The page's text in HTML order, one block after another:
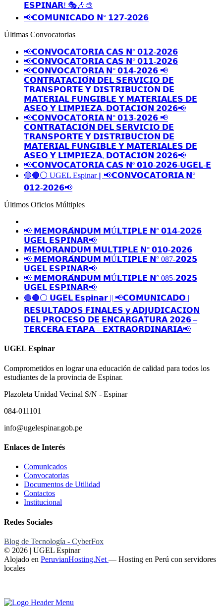
𝗘𝗦𝗣𝗜𝗡𝗔𝗥! 🎭🎶🎨
📢𝗖𝗢𝗠𝗨𝗡𝗜𝗖𝗔𝗗𝗢 𝗡° 𝟭𝟮𝟳-𝟮𝟬𝟮𝟲
Últimas Convocatorias
📢𝗖𝗢𝗡𝗩𝗢𝗖𝗔𝗧𝗢𝗥𝗜𝗔 𝗖𝗔𝗦 𝗡° 𝟬𝟭𝟮-𝟮𝟬𝟮𝟲
📢𝗖𝗢𝗡𝗩𝗢𝗖𝗔𝗧𝗢𝗥𝗜𝗔 𝗖𝗔𝗦 𝗡° 𝟬𝟭𝟭-𝟮𝟬𝟮𝟲
📢𝗖𝗢𝗡𝗩𝗢𝗖𝗔𝗧𝗢𝗥𝗜𝗔 𝗡° 𝟬𝟭𝟰-𝟮𝟬𝟮𝟲 📢
𝗖𝗢𝗡𝗧𝗥𝗔𝗧𝗔𝗖𝗜𝗢́𝗡 𝗗𝗘𝗟 𝗦𝗘𝗥𝗩𝗜𝗖𝗜𝗢 𝗗𝗘
𝗧𝗥𝗔𝗡𝗦𝗣𝗢𝗥𝗧𝗘 𝗬 𝗗𝗜𝗦𝗧𝗥𝗜𝗕𝗨𝗖𝗜𝗢𝗡 𝗗𝗘
𝗠𝗔𝗧𝗘𝗥𝗜𝗔𝗟 𝗙𝗨𝗡𝗚𝗜𝗕𝗟𝗘 𝗬 𝗠𝗔𝗧𝗘𝗥𝗜𝗔𝗟𝗘𝗦 𝗗𝗘
𝗔𝗦𝗘𝗢 𝗬 𝗟𝗜𝗠𝗣𝗜𝗘𝗭𝗔, 𝗗𝗢𝗧𝗔𝗖𝗜𝗢́𝗡 𝟮𝟬𝟮𝟲📢
📢𝗖𝗢𝗡𝗩𝗢𝗖𝗔𝗧𝗢𝗥𝗜𝗔 𝗡° 𝟬𝟭𝟯-𝟮𝟬𝟮𝟲 📢
𝗖𝗢𝗡𝗧𝗥𝗔𝗧𝗔𝗖𝗜𝗢́𝗡 𝗗𝗘𝗟 𝗦𝗘𝗥𝗩𝗜𝗖𝗜𝗢 𝗗𝗘
𝗧𝗥𝗔𝗡𝗦𝗣𝗢𝗥𝗧𝗘 𝗬 𝗗𝗜𝗦𝗧𝗥𝗜𝗕𝗨𝗖𝗜𝗢𝗡 𝗗𝗘
𝗠𝗔𝗧𝗘𝗥𝗜𝗔𝗟 𝗙𝗨𝗡𝗚𝗜𝗕𝗟𝗘 𝗬 𝗠𝗔𝗧𝗘𝗥𝗜𝗔𝗟𝗘𝗦 𝗗𝗘
𝗔𝗦𝗘𝗢 𝗬 𝗟𝗜𝗠𝗣𝗜𝗘𝗭𝗔, 𝗗𝗢𝗧𝗔𝗖𝗜𝗢́𝗡 𝟮𝟬𝟮𝟲📢
📢𝗖𝗢𝗡𝗩𝗢𝗖𝗔𝗧𝗢𝗥𝗜𝗔 𝗖𝗔𝗦 𝗡º 𝟬𝟭𝟬-𝟮𝟬𝟮𝟲-𝗨𝗚𝗘𝗟-𝗘
🔵🔴⚪️ UGEL Espinar || 📢𝗖𝗢𝗡𝗩𝗢𝗖𝗔𝗧𝗢𝗥𝗜𝗔 𝗡°
𝟬𝟭𝟮-𝟮𝟬𝟮𝟲📢
Últimos Oficios Múltiples
📢 𝗠𝗘𝗠𝗢𝗥𝗔́𝗡𝗗𝗨𝗠 𝗠Ú𝗟𝗧𝗜𝗣𝗟𝗘 𝗡° 𝟬𝟭𝟰-𝟮𝟬𝟮𝟲
𝗨𝗚𝗘𝗟 𝗘𝗦𝗣𝗜𝗡𝗔𝗥📢
𝗠𝗘𝗠𝗢𝗥𝗔𝗡𝗗𝗨𝗠 𝗠𝗨𝗟𝗧𝗜𝗣𝗟𝗘 𝗡° 𝟬𝟭𝟬-𝟮𝟬𝟮𝟲
📢 𝗠𝗘𝗠𝗢𝗥𝗔́𝗡𝗗𝗨𝗠 𝗠Ú𝗟𝗧𝗜𝗣𝗟𝗘 𝗡° 087-𝟮𝟬𝟮𝟱
𝗨𝗚𝗘𝗟 𝗘𝗦𝗣𝗜𝗡𝗔𝗥📢
📢 𝗠𝗘𝗠𝗢𝗥𝗔́𝗡𝗗𝗨𝗠 𝗠Ú𝗟𝗧𝗜𝗣𝗟𝗘 𝗡° 085-𝟮𝟬𝟮𝟱
𝗨𝗚𝗘𝗟 𝗘𝗦𝗣𝗜𝗡𝗔𝗥📢
🔵🔴⚪️ 𝗨𝗚𝗘𝗟 𝗘𝘀𝗽𝗶𝗻𝗮𝗿 || 📢𝗖𝗢𝗠𝗨𝗡𝗜𝗖𝗔𝗗𝗢 |
𝗥𝗘𝗦𝗨𝗟𝗧𝗔𝗗𝗢𝗦 𝗙𝗜𝗡𝗔𝗟𝗘𝗦 𝘆 𝗔𝗗𝗝𝗨𝗗𝗜𝗖𝗔𝗖𝗜𝗢𝗡
𝗗𝗘𝗟 𝗣𝗥𝗢𝗖𝗘𝗦𝗢 𝗗𝗘 𝗘𝗡𝗖𝗔𝗥𝗚𝗔𝗧𝗨𝗥𝗔 𝟮𝟬𝟮𝟲 –
𝗧𝗘𝗥𝗖𝗘𝗥𝗔 𝗘𝗧𝗔𝗣𝗔 – 𝗘𝗫𝗧𝗥𝗔𝗢𝗥𝗗𝗜𝗡𝗔𝗥𝗜𝗔📢
UGEL Espinar
Comprometidos en lograr una educación de calidad para todos los
estudiantes de la provincia de Espinar.
Plazoleta Unidad Vecinal S/N - Espinar
084-011101
info@ugelespinar.gob.pe
Enlaces de Interés
Comunicados
Convocatorias
Documentos de Utilidad
Contactos
Institucional
Redes Sociales
Blog de Tecnología - CyberFox
© 2026 | UGEL Espinar
Alojado en PeruvianHosting.Net — Hosting en Perú con servidores
locales